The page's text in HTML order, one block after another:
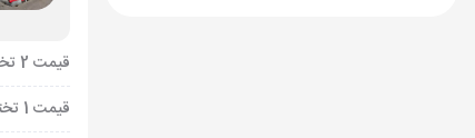
قیمت 2 تخته (هرنفر)
قیمت 1 تخته (هرنفر)